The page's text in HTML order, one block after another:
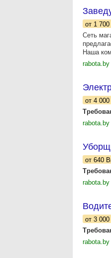
от 1 700
Сеть
Наша
rabota.by
от 4 000
rabota.by
от 640
rabota.by
от 3 000
rabota.by